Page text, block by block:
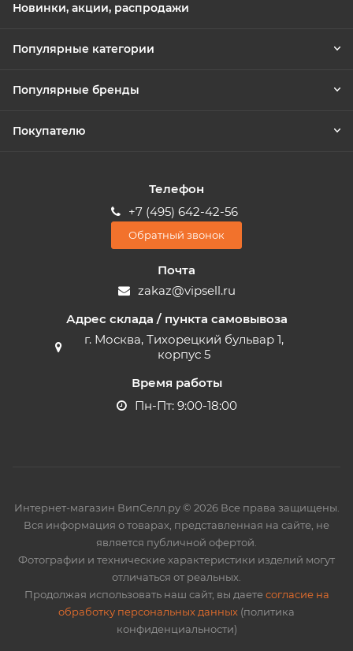
Новинки, акции, распродажи
Популярные категории
Популярные бренды
Покупателю
Телефон
+7 (495) 642-42-56
Обратный звонок
Почта
zakaz@vipsell.ru
Адрес склада / пункта самовывоза
г. Москва, Тихорецкий бульвар 1,
корпус 5
Время работы
Пн-Пт: 9:00-18:00
Интернет-магазин ВипСелл.ру © 2026 Все права защищены.
Вся информация о товарах, представленная на сайте, не
является публичной офертой.
Фотографии и технические характеристики изделий могут
отличаться от реальных.
Продолжая использовать наш сайт, вы даетесогласие на
обработку персональных данных (политика
конфиденциальности)